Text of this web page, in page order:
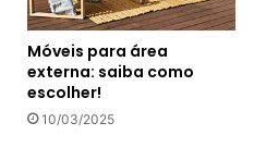
Móveis para área
externa: saiba como
escolher!
10/03/2025